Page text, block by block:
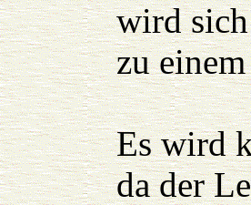
wird
zu
Es wird
da der